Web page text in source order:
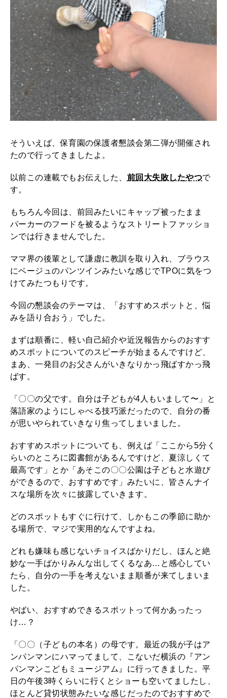
そういえば、保育園の保護者懇談会第二弾が開催され
たので行ってきましたよ。
以前この連載でもお伝えした、 前回大失敗したやつで
す。
もちろん今回は、前回みたいにキャップ被ったまま
パーカーのフードを被るようなストリートファッショ
ンでは行きませんでした。
ママ界の後輩として謙虚に教訓を取り入れ、ブラウス
にベージュのパンツインみたいな感じでTPOに気をつ
けてみたつもりです。
今回の懇談会のテーマは、「おすすめスポットと、悩
みを語り合おう」でした。
まずは順番に、軽い自己紹介や近況報告からのおすす
めスポットについてのスピーチが始まるんですけど、
まあ、一発目のお父さんがいきなりかっ飛ばすかっ飛
ばす。
「〇〇の父です。自分は子どもが4人もいまして〜」と
落語家のようにしゃべる技巧派だったので、自分の番
が思いやられていきなり焦ってしまいました。
おすすめスポットについても、例えば「ここから5分く
らいのところに図書館があるんですけど、夏涼しくて
最高です」とか「あそこの〇〇公園は子どもと水遊び
ができるので、おすすめです」みたいに、皆さんナイ
スな場所を次々に披露していきます。
どのスポットもすぐに行けて、しかもこの季節に助か
る場所で、マジで実用的なんですよね。
どれも嫌味も感じないチョイスばかりだし、ほんと絶
妙な一手ばかりみんな出してくるなあ…と感心してい
たら、自分の一手を考えないまま順番が来てしまいま
した。
やばい、おすすめできるスポットって何かあったっ
け…？
「〇〇（子どもの本名）の母です。最近の我が子はア
ンパンマンにハマってまして、こないだ横浜の『アン
パンマンこどもミュージアム』に行ってきました。平
日の午後3時くらいに行くとショーも空いてましたし、
ほとんど貸切状態みたいな感じだったのでおすすめで